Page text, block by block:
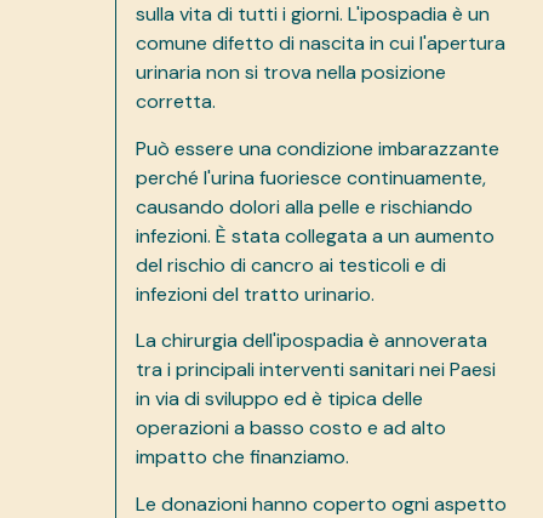
sulla vita di tutti i giorni. L'ipospadia è un
comune difetto di nascita in cui l'apertura
urinaria non si trova nella posizione
corretta.
Può essere una condizione imbarazzante
perché l'urina fuoriesce continuamente,
causando dolori alla pelle e rischiando
infezioni. È stata collegata a un aumento
del rischio di cancro ai testicoli e di
infezioni del tratto urinario.
La chirurgia dell'ipospadia è annoverata
tra i principali interventi sanitari nei Paesi
in via di sviluppo ed è tipica delle
operazioni a basso costo e ad alto
impatto che finanziamo.
Le donazioni hanno coperto ogni aspetto